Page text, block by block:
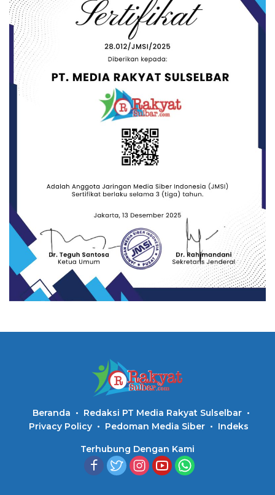
Beranda
Redaksi PT Media Rakyat Sulselbar
Privacy Policy
Pedoman Media Siber Indeks
Terhubung Dengan Kami